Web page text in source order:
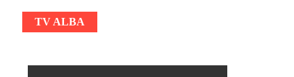
TV ALBA